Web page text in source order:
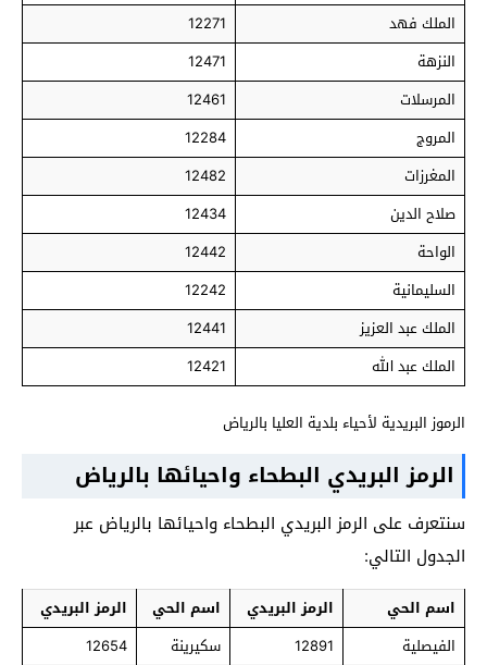
الملك فهد
12271
النزهة
12471
المرسلات
12461
المروج
12284
المغرزات
12482
صلاح الدين
12434
الواحة
12442
السليمانية
12242
الملك عبد العزيز
12441
الملك عبد الله
12421
الرموز البريدية لأحياء بلدية العليا بالرياض
الرمز البريدي البطحاء واحيائها بالرياض
سنتعرف على الرمز البريدي البطحاء واحيائها بالرياض عبر
الجدول التالي:
اسم الحي الرمز البريدي اسم الحي
الرمز البريدي
الفيصلية
12891 سكيرينة
12654